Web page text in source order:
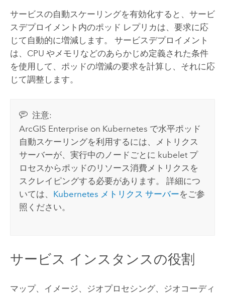
サービスの自動スケーリングを有効化すると、サービ
スデプロイメント内のポッド レプリカは、要求に応
じて自動的に増減します。 サービスデプロイメント
は、CPU やメモリなどのあらかじめ定義された条件
を使用して、ポッドの増減の要求を計算し、それに応
じて調整します。
注意:
ArcGIS Enterprise on Kubernetes で水平ポッド
自動スケーリングを利用するには、メトリクス
サーバーが、実行中のノードごとに kubelet プ
ロセスからポッドのリソース消費メトリクスを
スクレイピングする必要があります。 詳細につ
いては、 Kubernetes メトリクス サーバーをご参
照ください。
サービス インスタンスの役割
マップ、イメージ、ジオプロセシング、ジオコーディ